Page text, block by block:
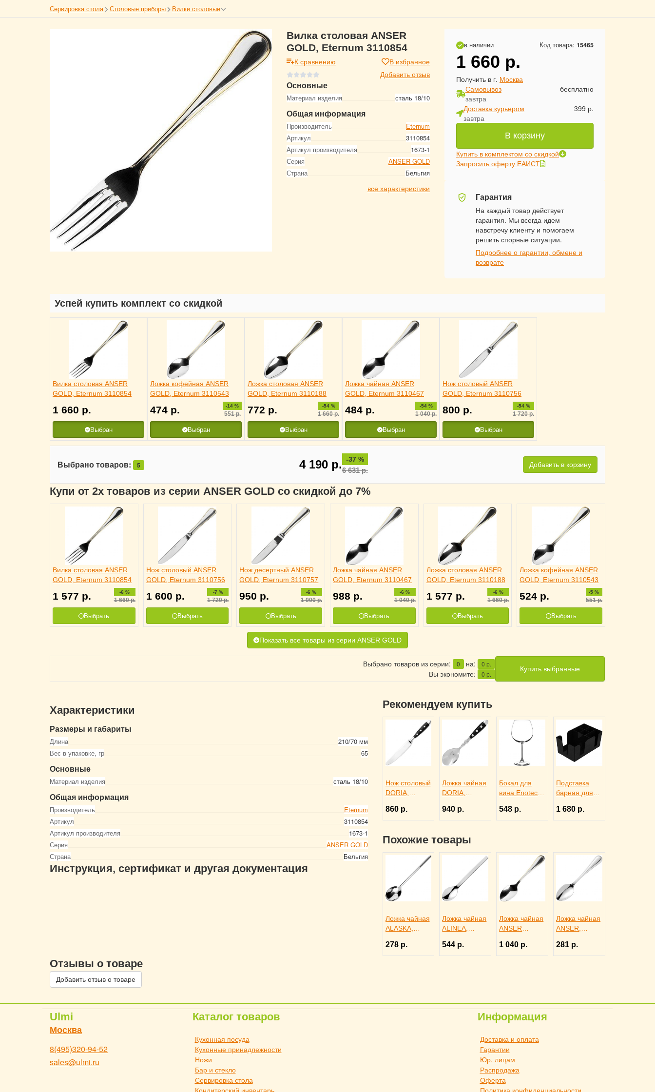
Сервировка стола Столовые приборы Вилки столовые
Вилка столовая ANSER
GOLD, Eternum 3110854
К сравнению
В избранное
Добавить отзыв
Основные
Материал изделия сталь 18/10
Общая информация
Производитель
Eternum
Артикул
3110854
Артикул производителя
1673-1
Серия
ANSER GOLD
Страна
Бельгия
все характеристики
в наличии Код товара: 15465
1 660 р.
Получить в г. Москва
Самовывоз
завтра
бесплатно
Доставка курьером
завтра
399 р.
В корзину
Купить в комплектом со скидкой
Запросить оферту ЕАИСТ
Гарантия
На каждый товар действует
гарантия. Мы всегда идем
навстречу клиенту и помогаем
решить спорные ситуации.
Подробнее о гарантии, обмене и
возврате
Успей купить комплект со скидкой
Вилка столовая ANSER
GOLD, Eternum 3110854
1 660 р.
Выбран
Ложка кофейная ANSER
GOLD, Eternum 3110543
474 р. -14 %
551р.
Выбран
Ложка столовая ANSER
GOLD, Eternum 3110188
772 р. -54 %
1 660р.
Выбран
Ложка чайная ANSER
GOLD, Eternum 3110467
484 р. -54 %
1 040р.
Выбран
Нож столовый ANSER
GOLD, Eternum 3110756
800 р. -54 %
1 720р.
Выбран
Выбрано товаров: 5 4 190 р. -37 %
6 631р.
Добавить в корзину
Купи от 2х товаров из серии ANSER GOLD со скидкой до 7%
Вилка столовая ANSER
GOLD, Eternum 3110854
1 577 р. -6 %
1 660р.
Выбрать
Нож столовый ANSER
GOLD, Eternum 3110756
1 600 р. -7 %
1 720р.
Выбрать
Нож десертный ANSER
GOLD, Eternum 3110757
950 р. -6 %
1 000р.
Выбрать
Ложка чайная ANSER
GOLD, Eternum 3110467
988 р. -6 %
1 040р.
Выбрать
Ложка столовая ANSER
GOLD, Eternum 3110188
1 577 р. -6 %
1 660р.
Выбрать
Ложка кофейная ANSER
GOLD, Eternum 3110543
524 р. -5 %
551р.
Выбрать
Показать все товары из серии ANSER GOLD
Выбрано товаров из серии: 0 на: 0 р.
Вы экономите: 0 р.
Купить выбранные
Характеристики
Размеры и габариты
Длина
210/70 мм
Вес в упаковке, гр
65
Основные
Материал изделия сталь 18/10
Общая информация
Производитель
Eternum
Артикул
3110854
Артикул производителя
1673-1
Серия
ANSER GOLD
Страна
Бельгия
Инструкция, сертификат и другая документация
Рекомендуем купить
Нож столовый
DORIA,
3110277
860 р.
Ложка чайная
DORIA,
3110437
940 р.
Бокал для
вина Enoteca
Pasabahce
Бор 1050958
548 р.
Подставка
барная для
черная,
ProHotel bar
1 680 р.
Похожие товары
Ложка чайная
ALASKA,
3110447
278 р.
Ложка чайная
ALINEA,
3110450
544 р.
Ложка чайная
ANSER
Eternum
3110467
1 040 р.
Ложка чайная
ANSER,
3110433
281 р.
Отзывы о товаре
Добавить отзыв о товаре
Ulmi
Москва
8(495)320-94-52
sales@ulmi.ru
Каталог товаров
Кухонная посуда
Кухонные принадлежности
Ножи
Бар и стекло
Сервировка стола
Кондитерский инвентарь
Информация
Доставка и оплата
Гарантии
Юр. лицам
Распродажа
Оферта
Политика конфиденциальности